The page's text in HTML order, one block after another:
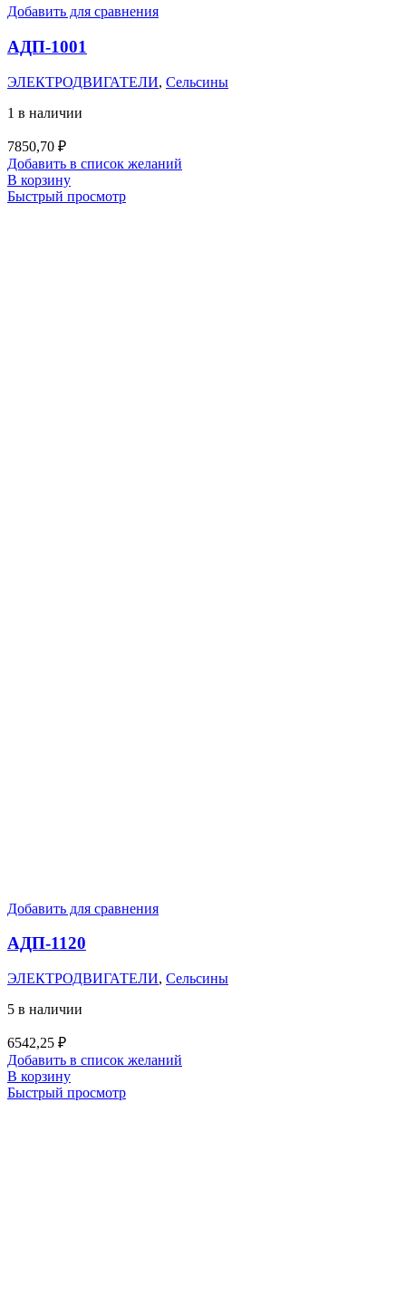
Добавить для сравнения
АДП-1001
ЭЛЕКТРОДВИГАТЕЛИ, Сельсины
1 в наличии
7850,70 ₽
Добавить в список желаний
В корзину
Быстрый просмотр
Добавить для сравнения
АДП-1120
ЭЛЕКТРОДВИГАТЕЛИ, Сельсины
5 в наличии
6542,25 ₽
Добавить в список желаний
В корзину
Быстрый просмотр